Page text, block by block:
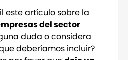
este artículo sobre la
del sector
duda o considera
deberíamos incluir?